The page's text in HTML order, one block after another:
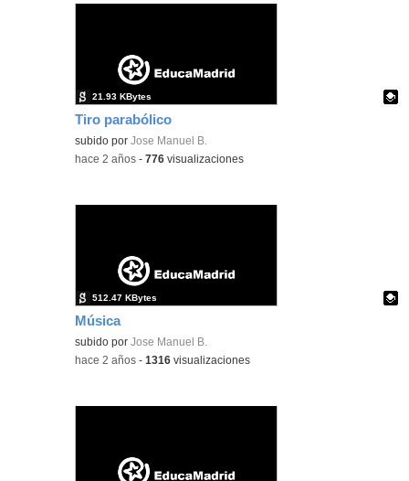
Tiro parabólico
Contenido educativo.
subido porJose Manuel B.
21.93 KBytes
-hace 2 años -776 visualizaciones
Música
Contenido educativo.
subido porJose Manuel B.
512.47 KBytes
-hace 2 años -1316 visualizaciones